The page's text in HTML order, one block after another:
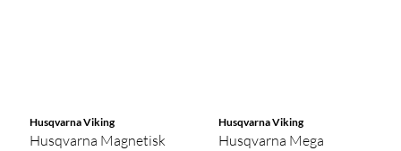
Husqvarna Viking
Husqvarna Magnetisk
Husqvarna Viking
Husqvarna Mega